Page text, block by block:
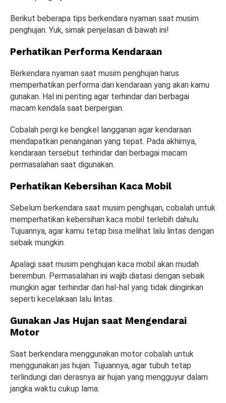
Berikut beberapa tips berkendara nyaman saat musim
penghujan. Yuk, simak penjelasan di bawah ini!
Perhatikan Performa Kendaraan
Berkendara nyaman saat musim penghujan harus
memperhatikan performa dari kendaraan yang akan kamu
gunakan. Hal ini penting agar terhindar dari berbagai
macam kendala saat berpergian.
Cobalah pergi ke bengkel langganan agar kendaraan
mendapatkan penanganan yang tepat. Pada akhirnya,
kendaraan tersebut terhindar dari berbagai macam
permasalahan saat digunakan.
Perhatikan Kebersihan Kaca Mobil
Sebelum berkendara saat musim penghujan, cobalah untuk
memperhatikan kebersihan kaca mobil terlebih dahulu.
Tujuannya, agar kamu tetap bisa melihat lalu lintas dengan
sebaik mungkin.
Apalagi saat musim penghujan kaca mobil akan mudah
berembun. Permasalahan ini wajib diatasi dengan sebaik
mungkin agar terhindar dari hal-hal yang tidak diinginkan
seperti kecelakaan lalu lintas.
Gunakan Jas Hujan saat Mengendarai
Motor
Saat berkendara menggunakan motor cobalah untuk
menggunakan jas hujan. Tujuannya, agar tubuh tetap
terlindungi dari derasnya air hujan yang mengguyur dalam
jangka waktu cukup lama.